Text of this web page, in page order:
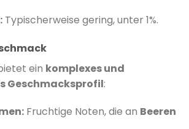
Typischerweise gering, unter 1%.
ein komplexes und
Geschmacksprofil:
Fruchtige Noten, die an Beeren